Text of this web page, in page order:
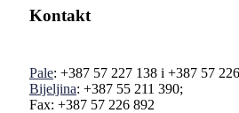
Kontakt
Pale: +387 57 227 138 i +387 57
Bijeljina: +387 55 211 390;
Fax: +387 57 226 892